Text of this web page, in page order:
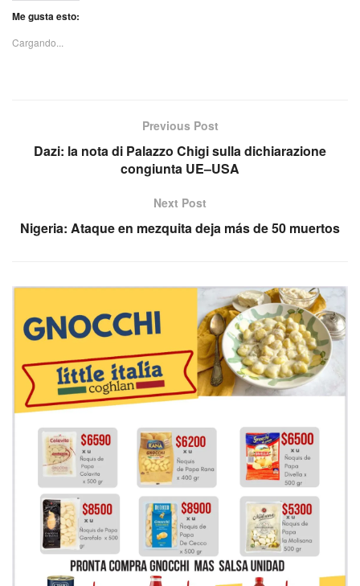
Me gusta esto:
Cargando...
Previous Post
Dazi: la nota di Palazzo Chigi sulla dichiarazione
congiunta UE–USA
Next Post
Nigeria: Ataque en mezquita deja más de 50 muertos